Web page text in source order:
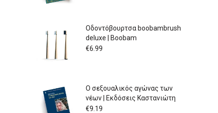
Οδοντόβουρτσα boobambrush
deluxe | Boobam
€6.99
Ο σεξουαλικός αγώνας των
νέων | Εκδόσεις Καστανιώτη
€9.19